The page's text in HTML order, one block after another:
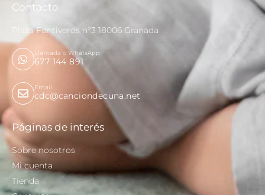
Contacto
Plaza Fontiveros nº3 18006 Granada
Llamada o WhatsApp
677 144 891
Email
cdc@canciondecuna.net
Páginas de interés
Sobre nosotros
Mi cuenta
Tienda